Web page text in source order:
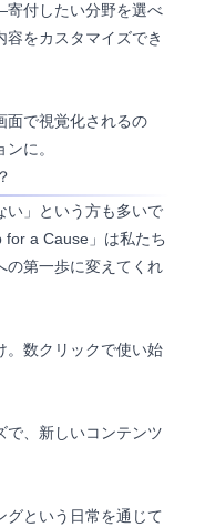
付したい分野を選べ
をカスタマイズでき
面で視覚化されるの
に。
い」という方も多いで
for a Cause」は私たち
の第一歩に変えてくれ
。数クリックで使い始
で、新しいコンテンツ
グという日常を通じて